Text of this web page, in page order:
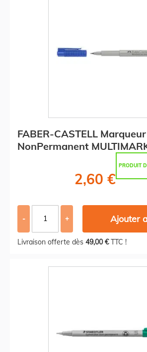
FABER-CASTELL Marqueur
NonPermanent
PRODUIT
2,60 €
- + Ajouter
Livraison offerte dès 49,00 €TTC !